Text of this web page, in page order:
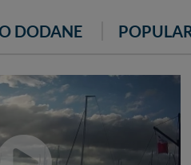
DODANE